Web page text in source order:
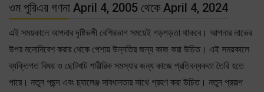
ওম পুরিএর গণনা April 4, 2005 থেকে April 4, 2024
এই সময়কালে আপনার দৃষ্টিভঙ্গী বেশিরভাগ সময়েই গড়পড়তা থাকবে। আপনার লাভের
উপর মনোনিবেশ করার থেকে পেশায় উন্নতির জন্য কাজ করা উচিত। এই সময়কালে
ব্যক্তিগত বিষয় ও ছোটখাট শারীরিক সমস্যার জন্য কাজে প্রতিবন্ধকতা তৈরি হতে
পারে। নতুন পছন্দ এবং চ্যালেঞ্জ সাবধানতার সাথে গ্রহণ করা উচিত। নতুন প্রকল্প